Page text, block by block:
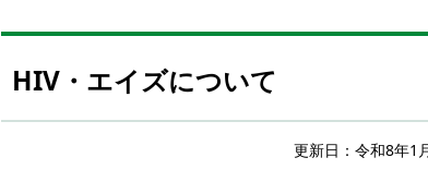
ョ
キ
HIV・エイズについて
更新日： 令和8年1